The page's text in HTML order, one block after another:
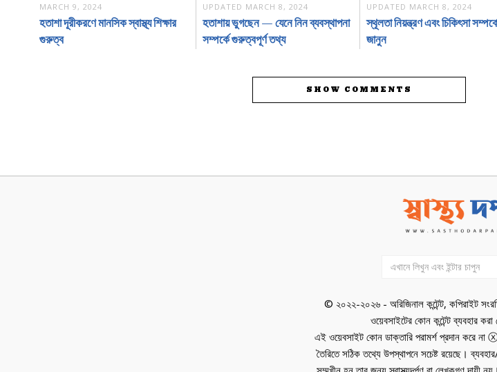
MARCH 9, 2024
হতাশা দূরীকরণে মানসিক স্বাস্থ্য শিক্ষার
গুরুত্ব
UPDATED MARCH 8, 2024
হতাশায় ভুগছেন — যেনে নিন ব্যবস্থাপনা
সম্পর্কে গুরুত্বপূর্ণ তথ্য
UPDATED MARCH 8, 2024
স্থূলতা নিয়ন্ত্রণ এবং চিকিৎসা
জানুন
SHOW COMMENTS
© ২০২২-২০২৬ - অরিজিনাল কন্টেন্ট, কপিরাইট
ওয়েবসাইটের কোন কন্টেন্ট ব্যবহার
এই ওয়েবসাইট কোন ডাক্তারি পরামর্শ প্রদান করে না
তৈরিতে সঠিক তথ্যে উপস্থাপনে সচেষ্ট রয়েছে।